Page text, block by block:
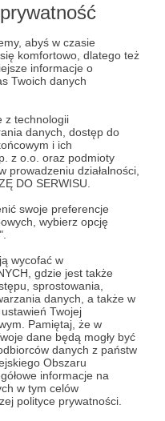
abyś w czasie
komfortowo, dlatego też
informacje o
Twoich danych
z technologii
danych, dostęp do
i ich
z o.o. oraz podmioty
prowadzeniu działalności,
DO SERWISU.
swoje preferencje
wybierz opcję
wycofać w
gdzie jest także
sprostowania,
danych, a także w
Twojej
Pamiętaj, że w
dane będą mogły być
danych z państw
Obszaru
informacje na
w tym celów
polityce prywatności.
poście udostępniłem
"Idioci", który jest
za tydzień, mam więc
Ufam, że przypadnie
użyteczni idioci
Patronów!
Marcin Ogdowskijuż